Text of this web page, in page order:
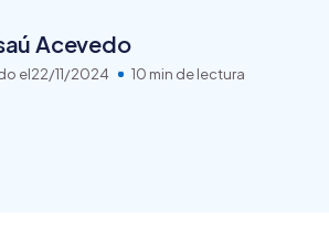
Acevedo
el22/11/2024 10 min de lectura